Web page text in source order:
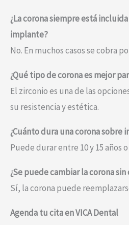
¿La corona siempre está
implante?
No. En muchos casos se cobra
¿Qué tipo de corona es mejor
El zirconio es una de las
su resistencia y estética.
¿Cuánto dura una corona sobre
Puede durar entre 10 y 15 años
¿Se puede cambiar la corona
Sí, la corona puede
Agenda tu cita en VICA Dental